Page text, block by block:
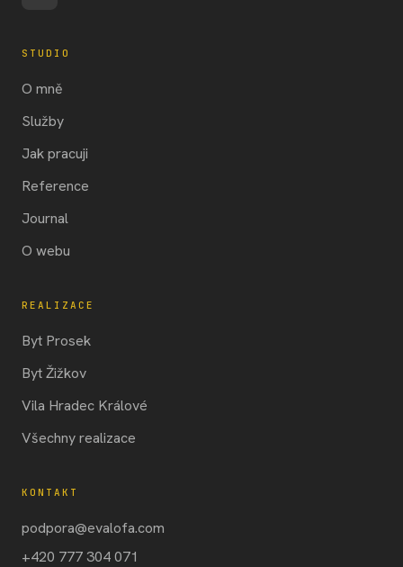
STUDIO
O mně
Služby
Jak pracuji
Reference
Journal
O webu
REALIZACE
Byt Prosek
Byt Žižkov
Vila Hradec Králové
Všechny realizace
KONTAKT
podpora@evalofa.com
+420 777 304 071